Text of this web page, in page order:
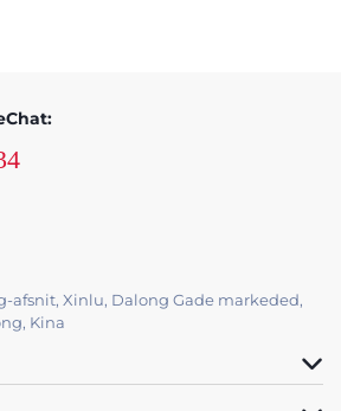
afsnit, Xinlu, Dalong Gade markeded,
Kina